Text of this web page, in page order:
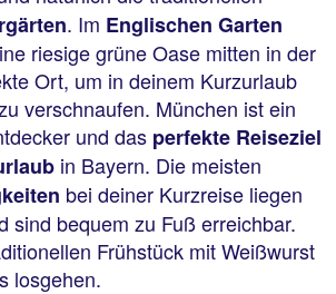
. Im Englischen Garten
riesige grüne Oase mitten in der
Ort, um in deinem Kurzurlaub
verschnaufen. München ist ein
und das perfekte Reiseziel
in Bayern. Die meisten
bei deiner Kurzreise liegen
sind bequem zu Fuß erreichbar.
Frühstück mit Weißwurst
losgehen.